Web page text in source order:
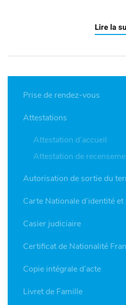
Lire la
Prise de rendez-vous
Attestations
Attestation d’accueil
Attestation de
Autorisation de sortie du
Carte Nationale d’identité
Casier judiciaire
Certificat de Nationalité
Copie intégrale d’acte
Livret de Famille